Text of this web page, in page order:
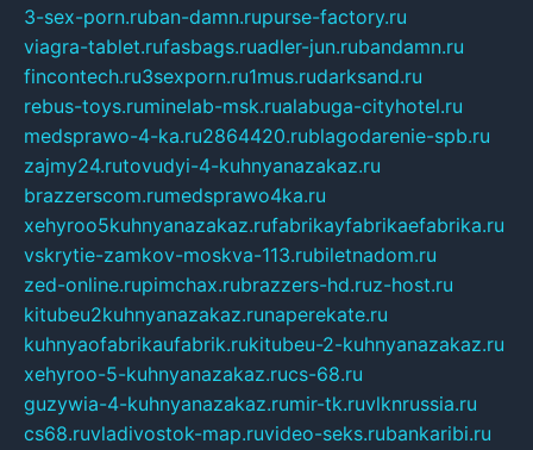
3-sex-porn.ruban-damn.rupurse-factory.ru
viagra-tablet.rufasbags.ruadler-jun.rubandamn.ru
fincontech.ru3sexporn.ru1mus.rudarksand.ru
rebus-toys.ruminelab-msk.rualabuga-cityhotel.ru
medsprawo-4-ka.ru2864420.rublagodarenie-spb.ru
zajmy24.rutovudyi-4-kuhnyanazakaz.ru
brazzerscom.rumedsprawo4ka.ru
xehyroo5kuhnyanazakaz.rufabrikayfabrikaefabrika.ru
vskrytie-zamkov-moskva-113.rubiletnadom.ru
zed-online.rupimchax.rubrazzers-hd.ruz-host.ru
kitubeu2kuhnyanazakaz.runaperekate.ru
kuhnyaofabrikaufabrik.rukitubeu-2-kuhnyanazakaz.ru
xehyroo-5-kuhnyanazakaz.rucs-68.ru
guzywia-4-kuhnyanazakaz.rumir-tk.ruvlknrussia.ru
cs68.ruvladivostok-map.ruvideo-seks.rubankaribi.ru